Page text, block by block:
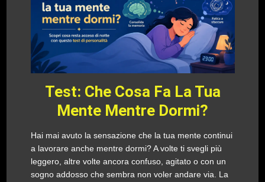
Test: Che Cosa Fa La Tua
Mente Mentre Dormi?
Hai mai avuto la sensazione che la tua mente continui
a lavorare anche mentre dormi? A volte ti svegli più
leggero, altre volte ancora confuso, agitato o con un
sogno addosso che sembra non voler andare via. La